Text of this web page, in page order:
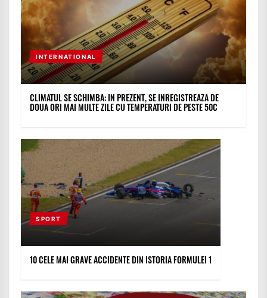
INTERNATIONAL
CLIMATUL SE SCHIMBA: IN PREZENT, SE INREGISTREAZA DE
DOUA ORI MAI MULTE ZILE CU TEMPERATURI DE PESTE 50C
SPORT
10 CELE MAI GRAVE ACCIDENTE DIN ISTORIA FORMULEI 1